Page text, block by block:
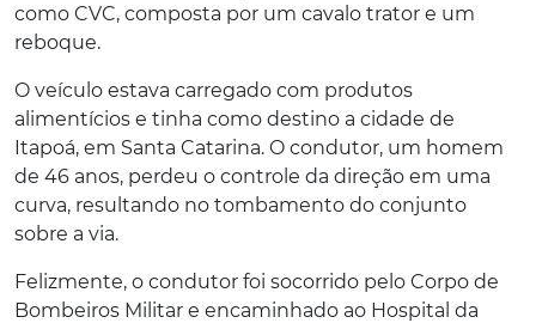
como CVC, composta por um cavalo trator e um
reboque.
O veículo estava carregado com produtos
alimentícios e tinha como destino a cidade de
Itapoá, em Santa Catarina. O condutor, um homem
de 46 anos, perdeu o controle da direção em uma
curva, resultando no tombamento do conjunto
sobre a via.
Felizmente, o condutor foi socorrido pelo Corpo de
Bombeiros Militar e encaminhado ao Hospital da